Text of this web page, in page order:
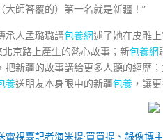
師答覆的）第一名就是新疆！”
承人孟璐璐講包養網述了她在皮雕
京路上產生的熱心故事；新包養網
把新疆的故事講給更多人聽的經歷
養送朋友本身眼中的新疆包養 ，讓
視臺記者海米提·買買提、錄像博